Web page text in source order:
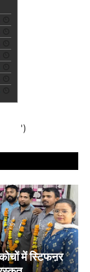
')
में स्टिफऩर